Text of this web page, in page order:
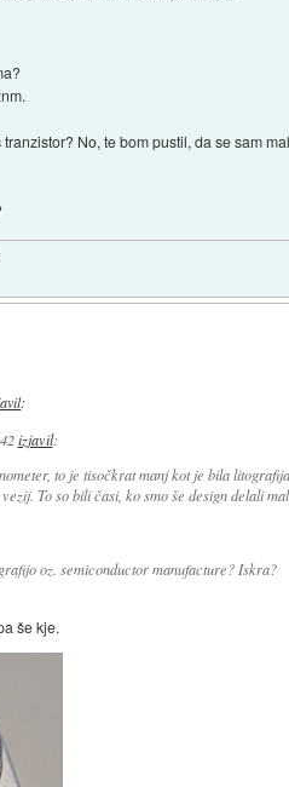
No, te bom pustil, da se sam
:
izjavil:
to je tisočkrat manj kot je bila
To so bili časi, ko smo še design delali
oz. semiconductor manufacture? Iskra?
še kje.